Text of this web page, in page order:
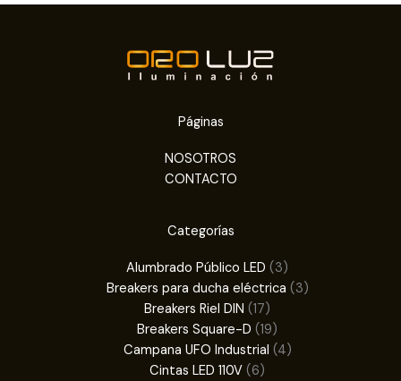
Páginas
NOSOTROS
CONTACTO
Categorías
Alumbrado Público LED 33
productos
Breakers para ducha eléctrica 33
Breakers Riel DIN 1717
productos
Breakers Square-D 1919
productos
Campana UFO Industrial 44
Cintas LED 110V 66